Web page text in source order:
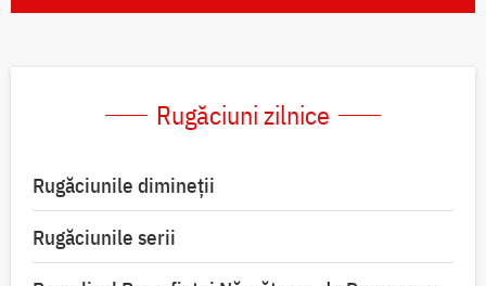
Rugăciuni zilnice
Rugăciunile dimineții
Rugăciunile serii